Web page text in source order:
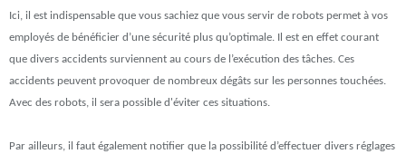
Ici, il est indispensable que vous sachiez que vous servir de robots permet à vos
employés de bénéficier d’une sécurité plus qu’optimale. Il est en effet courant
que divers accidents surviennent au cours de l’exécution des tâches. Ces
accidents peuvent provoquer de nombreux dégâts sur les personnes touchées.
Avec des robots, il sera possible d'éviter ces situations.
Par ailleurs, il faut également notifier que la possibilité d’effectuer divers réglages